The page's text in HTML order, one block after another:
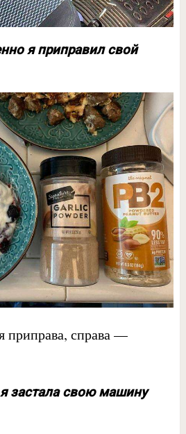
я приправил свой
приправа, справа —
застала свою машину